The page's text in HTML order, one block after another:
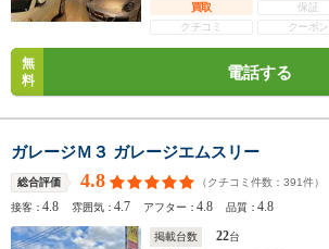
買取
保証
クチコミ
クーポン
無
料
電話する
ガレージＭ３ ガレージエムスリー
総合評価 4.8 （クチコミ件数： 391件）
接客：4.8 雰囲気：4.7 アフター：4.8 品質：4.8
掲載台数 22台